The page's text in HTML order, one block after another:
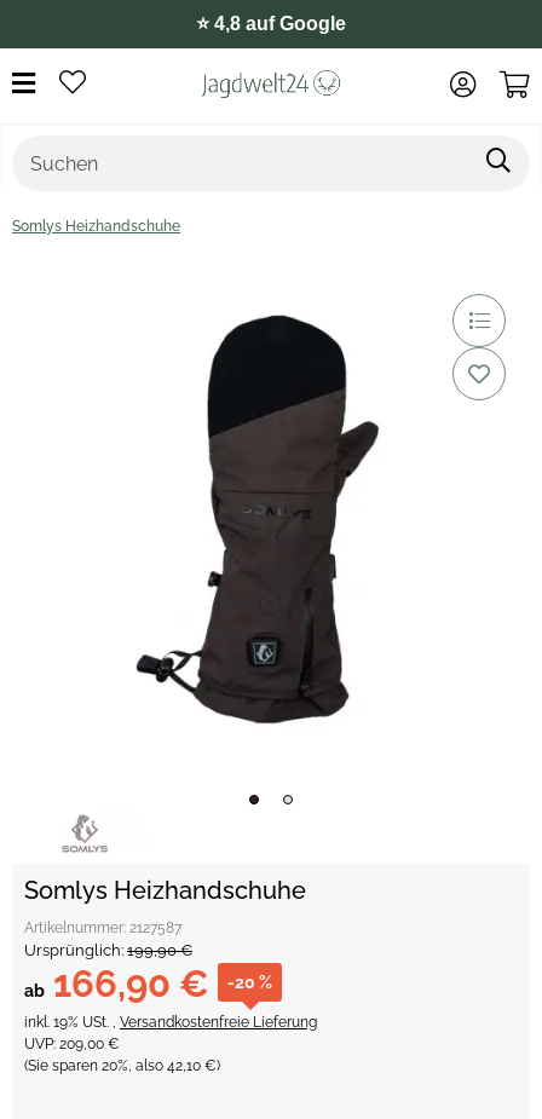
⭐️ 4,8 auf Google
Somlys Heizhandschuhe
Somlys Heizhandschuhe
Artikelnummer: 2127587
Ursprünglich: 199,90 €
ab 166,90 € -20 %
inkl. 19% USt. , Versandkostenfreie Lieferung
UVP: 209,00 €
(Sie sparen 20%, also 42,10 €)